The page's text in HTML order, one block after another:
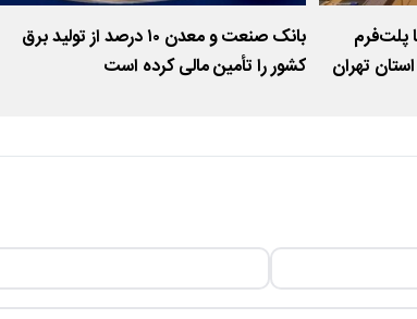
پلت‌فرم
تهران
بانک صنعت و معدن ۱۰ درصد از تولید برق
کشور را تأمین مالی کرده است